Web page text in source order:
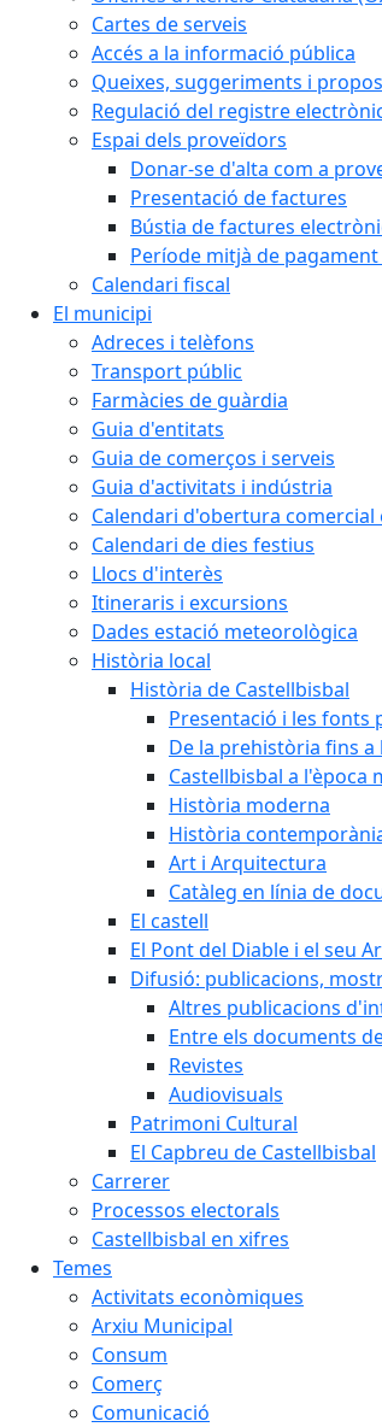
Cartes de serveis
Accés a la informació pública
Queixes, suggeriments i
Regulació del registre
Espai dels proveïdors
Donar-se d'alta com a
Presentació de factures
Bústia de factures
Període mitjà de
Calendari fiscal
El municipi
Adreces i telèfons
Transport públic
Farmàcies de guàrdia
Guia d'entitats
Guia de comerços i serveis
Guia d'activitats i indústria
Calendari d'obertura comercial
Calendari de dies festius
Llocs d'interès
Itineraris i excursions
Dades estació meteorològica
Història local
Història de Castellbisbal
Presentació i les fonts
De la prehistòria fins
Castellbisbal a l'època
Història moderna
Història
Art i Arquitectura
Catàleg en línia de
El castell
El Pont del Diable i el seu
Difusió: publicacions,
Altres publicacions
Entre els documents
Revistes
Audiovisuals
Patrimoni Cultural
El Capbreu de Castellbisbal
Carrerer
Processos electorals
Castellbisbal en xifres
Temes
Activitats econòmiques
Arxiu Municipal
Consum
Comerç
Comunicació